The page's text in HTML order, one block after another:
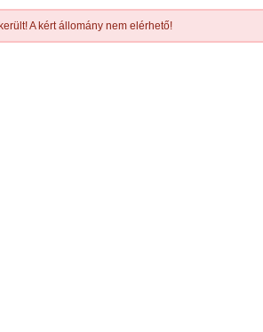
A kért állomány nem elérhető!